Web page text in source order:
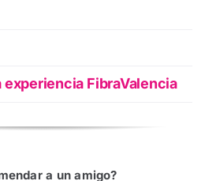
experiencia FibraValencia
a un amigo?